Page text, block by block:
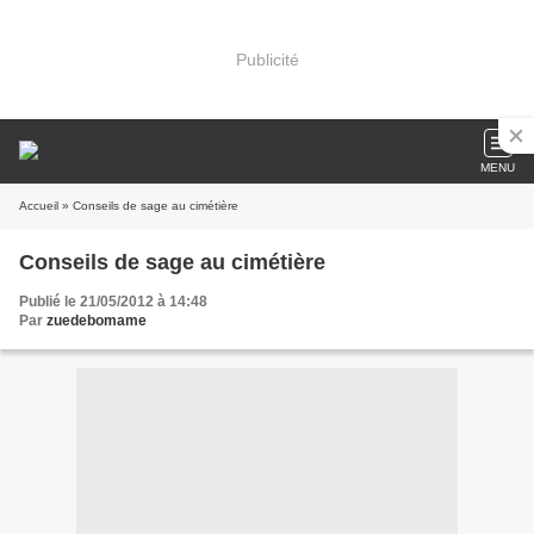
Publicité
MENU
Accueil » Conseils de sage au cimétière
Conseils de sage au cimétière
Publié le 21/05/2012 à 14:48
Par zuedebomame